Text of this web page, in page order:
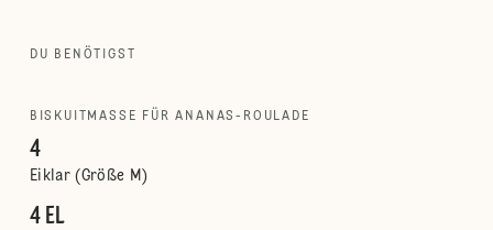
DU BENÖTIGST
BISKUITMASSE FÜR ANANAS-ROULADE
4
Eiklar (Größe M)
4 EL